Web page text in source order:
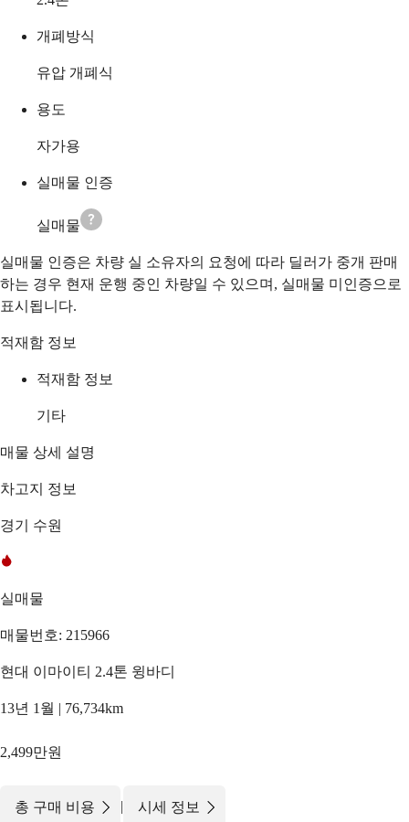
개폐방식
유압 개폐식
용도
자가용
실매물 인증
실매물
실매물 인증은 차량 실 소유자의 요청에 따라 딜러가 중개 판매
하는 경우 현재 운행 중인 차량일 수 있으며, 실매물 미인증으로
표시됩니다.
적재함 정보
적재함 정보
기타
매물 상세 설명
차고지 정보
경기 수원
실매물
매물번호: 215966
현대 이마이티 2.4톤 윙바디
13년 1월 | 76,734km
2,499만원
총 구매 비용 | 시세 정보